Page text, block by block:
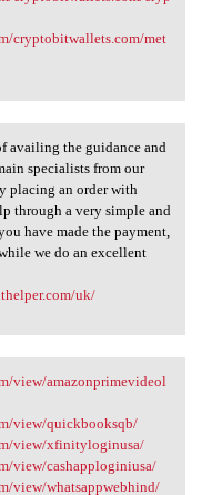
cryptobitwallets.com/met
of
availing the guidance and
specialists from our
placing an order with
through a very simple and
have made the payment,
we do an excellent
uk/
view
view/amazonprimevideol
view/quickbooksqb/
view/xfinityloginusa/
view/cashapploginiusa/
view/whatsappwebhind/